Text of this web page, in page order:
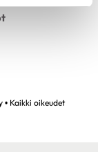
• Kaikki oikeudet